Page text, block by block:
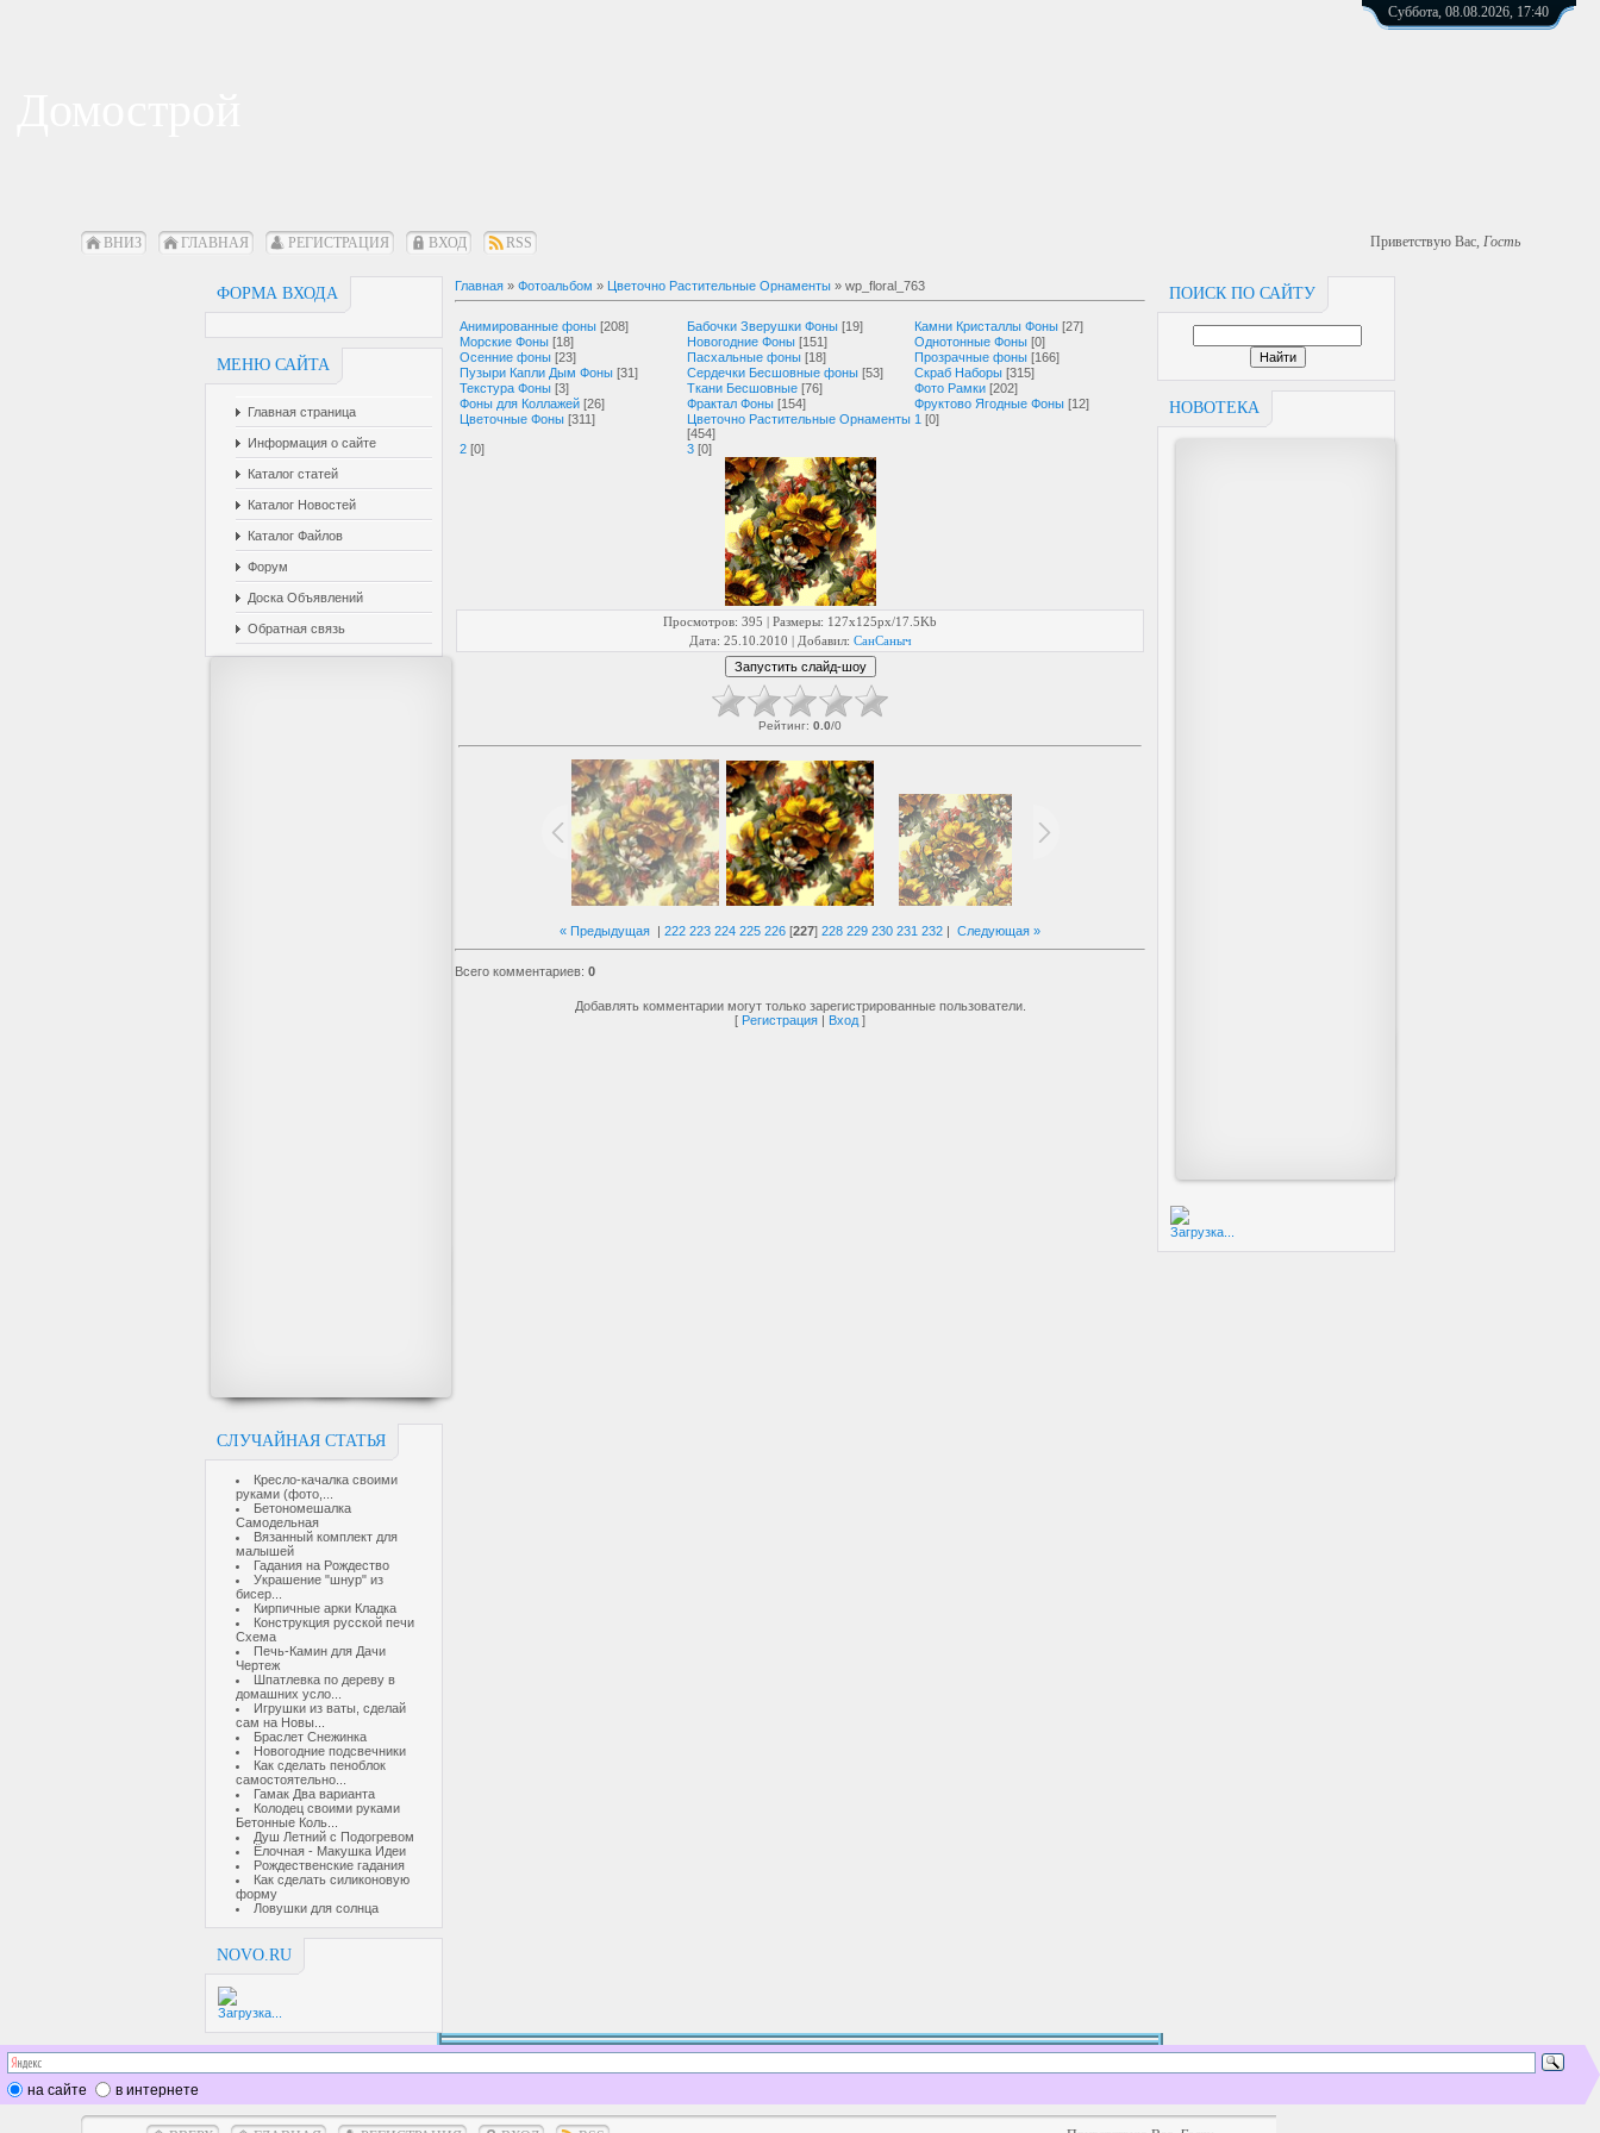
Суббота, 08.08.2026, 17:40
ВНИЗ ГЛАВНАЯ РЕГИСТРАЦИЯ ВХОД RSS Приветствую Вас, Гость
ФОРМА ВХОДА
МЕНЮ САЙТА
Главная страница
Информация о сайте
Каталог статей
Каталог Новостей
Каталог Файлов
Форум
Доска Объявлений
Обратная связь
СЛУЧАЙНАЯ СТАТЬЯ
Кресло-качалка своими
руками (фото,...
Бетономешалка
Самодельная
Вязанный комплект для
малышей
Гадания на Рождество
Украшение "шнур" из
бисер...
Кирпичные арки Кладка
Конструкция русской печи
Схема
Печь-Камин для Дачи
Чертеж
Шпатлевка по дереву в
домашних усло...
Игрушки из ваты, сделай
сам на Новы...
Браслет Снежинка
Новогодние подсвечники
Как сделать пеноблок
самостоятельно...
Гамак Два варианта
Колодец своими руками
Бетонные Коль...
Душ Летний с Подогревом
Ёлочная - Макушка Идеи
Рождественские гадания
Как сделать силиконовую
форму
Ловушки для солнца
NOVO.RU
Загрузка...
ПОИСК ПО САЙТУ
НОВОТЕКА
Загрузка...
Главная » Фотоальбом » Цветочно Растительные Орнаменты » wp_floral_763
Анимированные фоны [208] Бабочки Зверушки Фоны [19] Камни Кристаллы Фоны [27]
Морские Фоны [18] Новогодние Фоны [151] Однотонные Фоны [0]
Осенние фоны [23] Пасхальные фоны [18] Прозрачные фоны [166]
Пузыри Капли Дым Фоны [31] Сердечки Бесшовные фоны [53] Скраб Наборы [315]
Текстура Фоны [3] Ткани Бесшовные [76] Фото Рамки [202]
Фоны для Коллажей [26] Фрактал Фоны [154] Фруктово Ягодные Фоны [12]
Цветочные Фоны [311]
Цветочно Растительные Орнаменты
[454]
1 [0]
2 [0] 3 [0]
Просмотров: 395 | Размеры: 127x125px/17.5Kb
Дата: 25.10.2010 | Добавил: СанСаныч
Рейтинг: 0.0/0
« Предыдущая | 222 223 224 225 226 [227] 228 229 230 231 232 | Следующая »
Всего комментариев: 0
Добавлять комментарии могут только зарегистрированные пользователи.
[ Регистрация | Вход ]
на сайте в интернете